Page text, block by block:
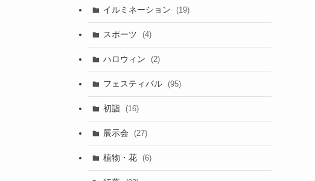
イルミネーション (19)
スポーツ (4)
ハロウィン (2)
フェスティバル (95)
初詣 (16)
展示会 (27)
植物・花 (6)